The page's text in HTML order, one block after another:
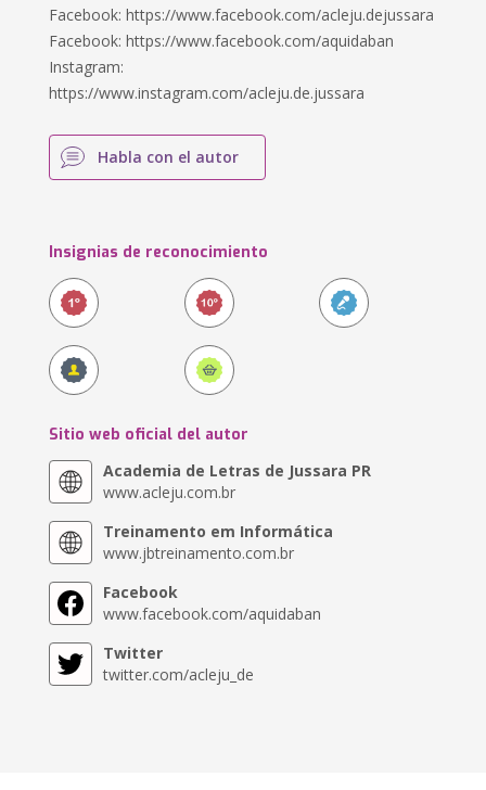
Facebook: https://www.facebook.com/acleju.dejussara
Facebook: https://www.facebook.com/aquidaban
Instagram:
https://www.instagram.com/acleju.de.jussara
Habla con el autor
Insignias de reconocimiento
Sitio web oficial del autor
Academia de Letras de Jussara PR
www.acleju.com.br
Treinamento em Informática
www.jbtreinamento.com.br
Facebook
www.facebook.com/aquidaban
Twitter
twitter.com/acleju_de